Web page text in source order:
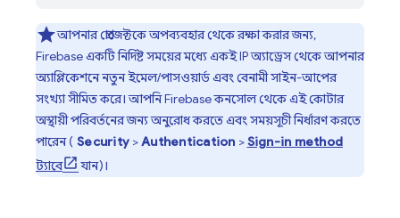
আপনার প্রোজেক্টকে অপব্যবহার থেকে রক্ষা করার জন্য,
Firebase একটি নির্দিষ্ট সময়ের মধ্যে একই IP অ্যাড্রেস থেকে আপনার
অ্যাপ্লিকেশনে নতুন ইমেল/পাসওয়ার্ড এবং বেনামী সাইন-আপের
সংখ্যা সীমিত করে। আপনিFirebaseকনসোল থেকে এই কোটার
অস্থায়ী পরিবর্তনের জন্য অনুরোধ করতে এবং সময়সূচী নির্ধারণ করতে
পারেন ( Security >Authentication >Sign-in method
ট্যাবে
যান)।